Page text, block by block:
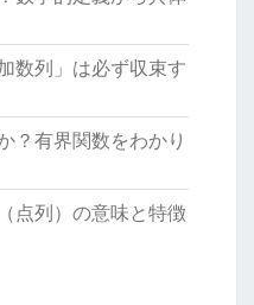
数列」は必ず収束す
？有界関数をわかり
点列）の意味と特徴